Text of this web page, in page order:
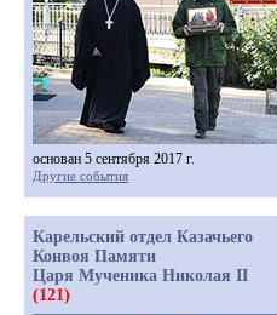
основан 5 сентября 2017 г.
Другие события
Карельский отдел Казачьего
Конвоя Памяти
Царя Мученика Николая II
(121)